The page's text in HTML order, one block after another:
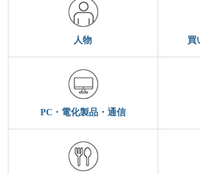
人物 買
PC・電化製品・通信